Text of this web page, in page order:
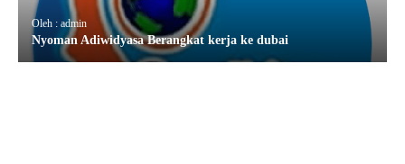
Oleh : admin
Nyoman Adiwidyasa Berangkat kerja ke dubai